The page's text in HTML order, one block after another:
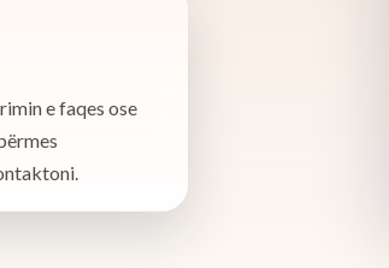
e faqes ose